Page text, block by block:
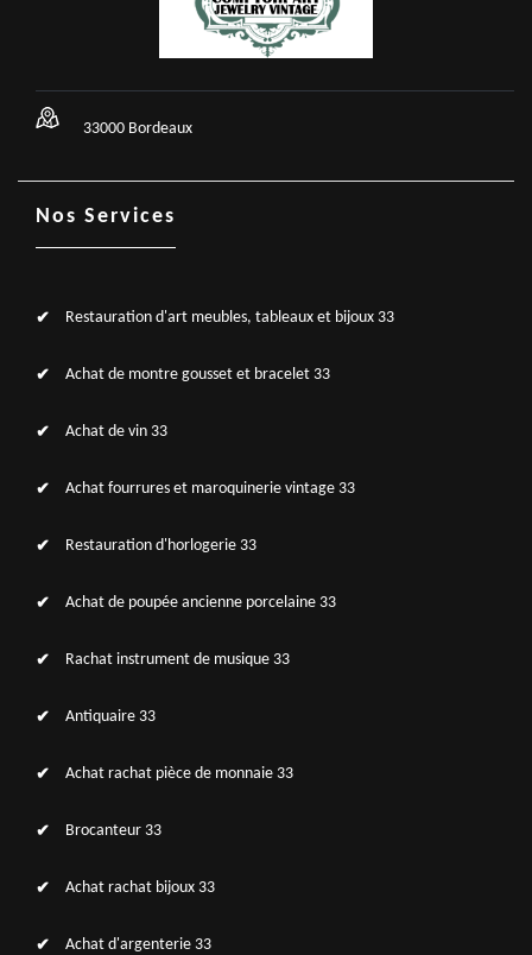
33000 Bordeaux
Nos Services
Restauration d'art meubles, tableaux et bijoux 33
Achat de montre gousset et bracelet 33
Achat de vin 33
Achat fourrures et maroquinerie vintage 33
Restauration d'horlogerie 33
Achat de poupée ancienne porcelaine 33
Rachat instrument de musique 33
Antiquaire 33
Achat rachat pièce de monnaie 33
Brocanteur 33
Achat rachat bijoux 33
Achat d'argenterie 33